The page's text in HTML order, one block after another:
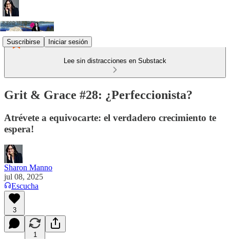
Suscribirse Iniciar sesión
Lee sin distracciones en Substack
Grit & Grace #28: ¿Perfeccionista?
Atrévete a equivocarte: el verdadero crecimiento te
espera!
Sharon Manno
jul 08, 2025
Escucha
3
1